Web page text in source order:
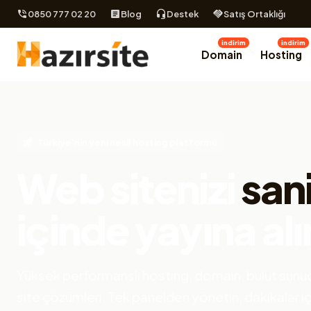
0850 777 02 20 Blog Destek Satış Ortaklığı
Domain
indirim
Hosting
indirim
içinde yayına